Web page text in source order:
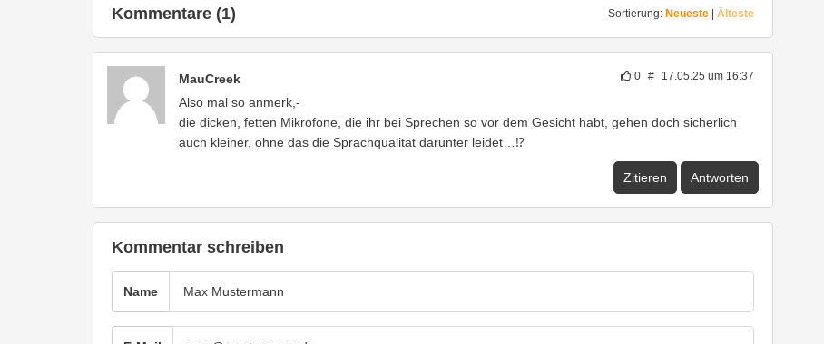
Sortierung: Neueste Älteste
Kommentare (1)
0 # 17.05.25 um 16:37
MauCreek
Also mal so anmerk,-
die dicken, fetten Mikrofone, die ihr bei Sprechen so vor dem Gesicht habt, gehen doch sicherlich
auch kleiner, ohne das die Sprachqualität darunter leidet…⁉️
Zitieren Antworten
Kommentar schreiben
Name